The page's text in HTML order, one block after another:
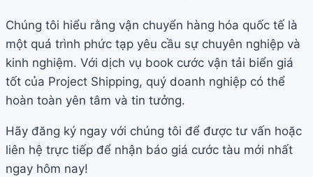
Chúng tôi hiểu rằng vận chuyển hàng hóa quốc tế là
một quá trình phức tạp yêu cầu sự chuyên nghiệp và
kinh nghiệm. Với dịch vụ book cước vận tải biển giá
tốt của Project Shipping, quý doanh nghiệp có thể
hoàn toàn yên tâm và tin tưởng.
Hãy đăng ký ngay với chúng tôi để được tư vấn hoặc
liên hệ trực tiếp để nhận báo giá cước tàu mới nhất
ngay hôm nay!